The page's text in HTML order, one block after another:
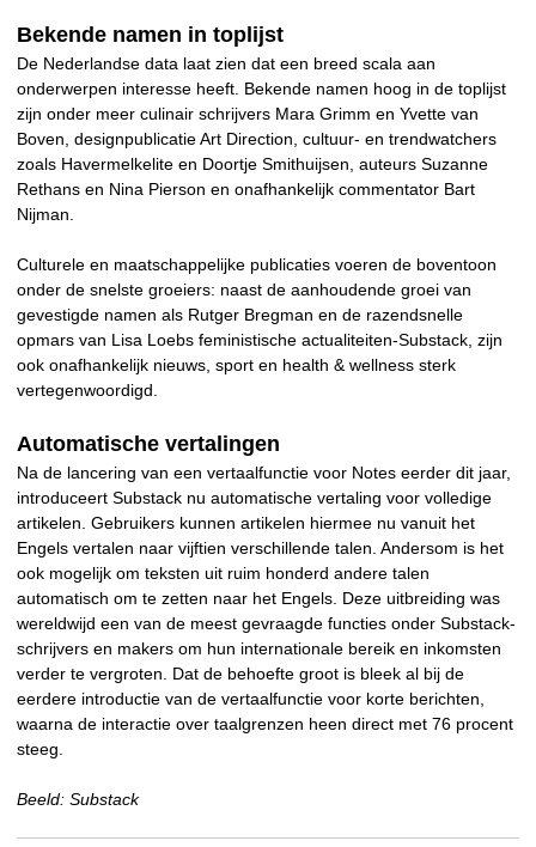
Bekende namen in toplijst
De Nederlandse data laat zien dat een breed scala aan
onderwerpen interesse heeft. Bekende namen hoog in de toplijst
zijn onder meer culinair schrijvers Mara Grimm en Yvette van
Boven, designpublicatie Art Direction, cultuur- en trendwatchers
zoals Havermelkelite en Doortje Smithuijsen, auteurs Suzanne
Rethans en Nina Pierson en onafhankelijk commentator Bart
Nijman.
Culturele en maatschappelijke publicaties voeren de boventoon
onder de snelste groeiers: naast de aanhoudende groei van
gevestigde namen als Rutger Bregman en de razendsnelle
opmars van Lisa Loebs feministische actualiteiten-Substack, zijn
ook onafhankelijk nieuws, sport en health & wellness sterk
vertegenwoordigd.
Automatische vertalingen
Na de lancering van een vertaalfunctie voor Notes eerder dit jaar,
introduceert Substack nu automatische vertaling voor volledige
artikelen. Gebruikers kunnen artikelen hiermee nu vanuit het
Engels vertalen naar vijftien verschillende talen. Andersom is het
ook mogelijk om teksten uit ruim honderd andere talen
automatisch om te zetten naar het Engels. Deze uitbreiding was
wereldwijd een van de meest gevraagde functies onder Substack-
schrijvers en makers om hun internationale bereik en inkomsten
verder te vergroten. Dat de behoefte groot is bleek al bij de
eerdere introductie van de vertaalfunctie voor korte berichten,
waarna de interactie over taalgrenzen heen direct met 76 procent
steeg.
Beeld: Substack